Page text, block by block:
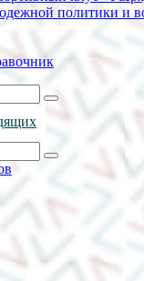
политики и